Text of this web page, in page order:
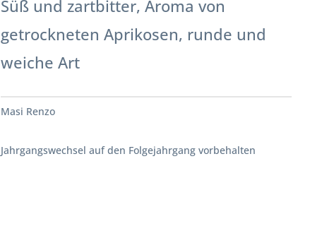
Süß und zartbitter, Aroma von
getrockneten Aprikosen, runde und
weiche Art
Masi Renzo
Jahrgangswechsel auf den Folgejahrgang vorbehalten